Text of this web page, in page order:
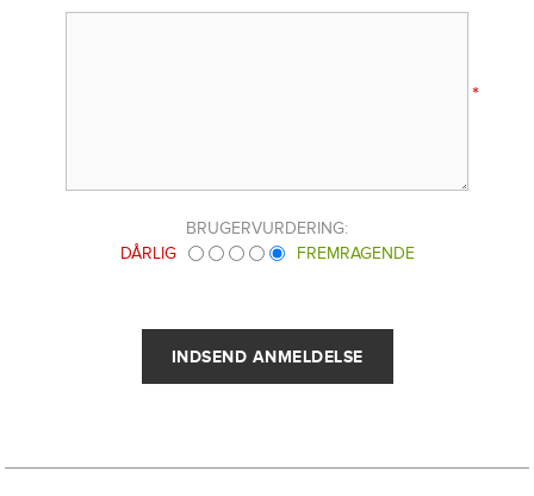
*
BRUGERVURDERING:
DÅRLIG
FREMRAGENDE